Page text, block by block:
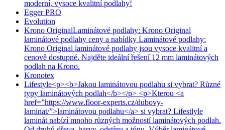
moderní, vysoce kvalitní podlahy!
Egger PRO
Evolution
Krono OriginalLaminátové podlahy: Krono Original
laminátové podlahy ceny a nabídky Laminátové podlahy:
Krono Original laminátové podlahy jsou vysoce kvalitní a
cenově dostupné. Najděte ideální řešení 12 mm laminátových
podlah na Krono.
Kronotex
Lifestyle<p><b>Jakou laminátovou podlahu si vybrat? Různé
typy laminátových podlah</b></p> <p>Kterou <a
href=”https://www.floor-experts.cz/dubovy-
laminat/”>laminátovou podlahu</a> si vybrat? Lifestlyle
laminát nabízí mnoho různých možností laminátových podlah.